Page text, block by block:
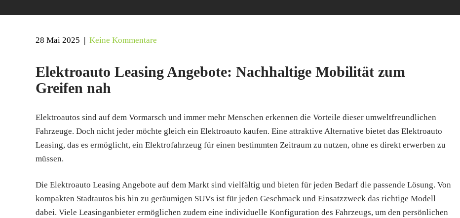
28 Mai 2025 | Keine Kommentare
Elektroauto Leasing Angebote: Nachhaltige Mobilität zum
Greifen nah
Elektroautos sind auf dem Vormarsch und immer mehr Menschen erkennen die Vorteile dieser umweltfreundlichen
Fahrzeuge. Doch nicht jeder möchte gleich ein Elektroauto kaufen. Eine attraktive Alternative bietet das Elektroauto
Leasing, das es ermöglicht, ein Elektrofahrzeug für einen bestimmten Zeitraum zu nutzen, ohne es direkt erwerben zu
müssen.
Die Elektroauto Leasing Angebote auf dem Markt sind vielfältig und bieten für jeden Bedarf die passende Lösung. Von
kompakten Stadtautos bis hin zu geräumigen SUVs ist für jeden Geschmack und Einsatzzweck das richtige Modell
dabei. Viele Leasinganbieter ermöglichen zudem eine individuelle Konfiguration des Fahrzeugs, um den persönlichen